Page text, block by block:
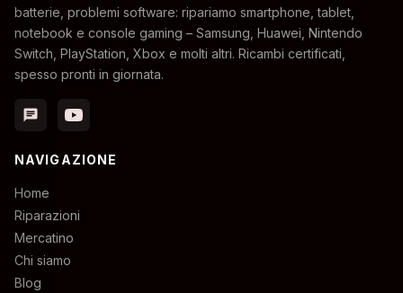
batterie, problemi software: ripariamo smartphone, tablet,
notebook e console gaming – Samsung, Huawei, Nintendo
Switch, PlayStation, Xbox e molti altri. Ricambi certificati,
spesso pronti in giornata.
chat
NAVIGAZIONE
Home
Riparazioni
Mercatino
Chi siamo
Blog